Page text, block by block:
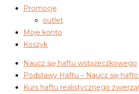
Promocje
outlet
Moje konto
Koszyk
Naucz się haftu wstążeczkowego
Podstawy Haftu – Naucz się
Kurs haftu realistycznego